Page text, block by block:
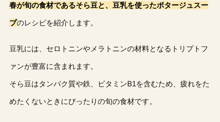
春が旬の食材であるそら豆と、豆乳を使ったポタージュスー
プのレシピを紹介します。
豆乳には、セロトニンやメラトニンの材料となるトリプトフ
ァンが豊富に含まれます。
そら豆はタンパク質や鉄、ビタミンB1を含むため、疲れをた
めたくないときにぴったりの旬の食材です。